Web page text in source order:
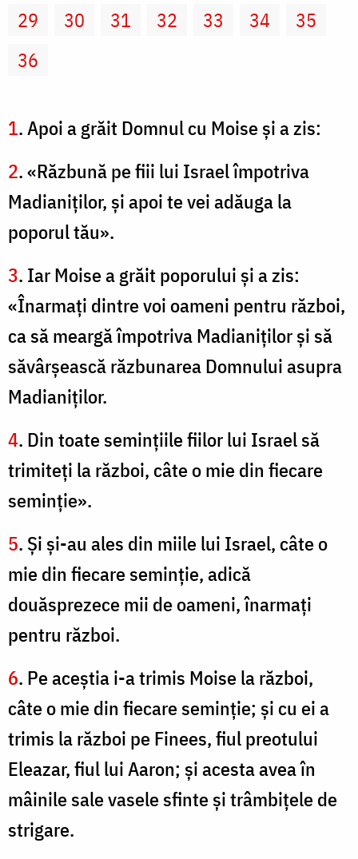
29
30 31 32 33 34
35
36
1. Apoi a grăit Domnul cu Moise şi a zis:
2. «Răzbună pe fiii lui Israel împotriva
Madianiţilor, şi apoi te vei adăuga la
poporul tău».
3. Iar Moise a grăit poporului şi a zis:
«Înarmaţi dintre voi oameni pentru război,
ca să meargă împotriva Madianiţilor şi să
săvârşească răzbunarea Domnului asupra
Madianiţilor.
4. Din toate seminţiile fiilor lui Israel să
trimiteţi la război, câte o mie din fiecare
seminţie».
5. Şi şi-au ales din miile lui Israel, câte o
mie din fiecare seminţie, adică
douăsprezece mii de oameni, înarmaţi
pentru război.
6. Pe aceştia i-a trimis Moise la război,
câte o mie din fiecare seminţie; şi cu ei a
trimis la război pe Finees, fiul preotului
Eleazar, fiul lui Aaron; şi acesta avea în
mâinile sale vasele sfinte şi trâmbiţele de
strigare.